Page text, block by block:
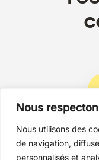
Nous
Nous utilisons des
de navigation,
personnalisés et